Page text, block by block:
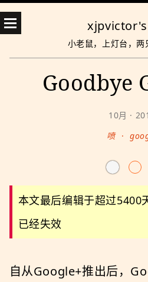
小老鼠，上灯台，两
Goodbye
10月 ·
喷 ·
本文最后编辑于超过5400
已经失效
自从Google+推出后，